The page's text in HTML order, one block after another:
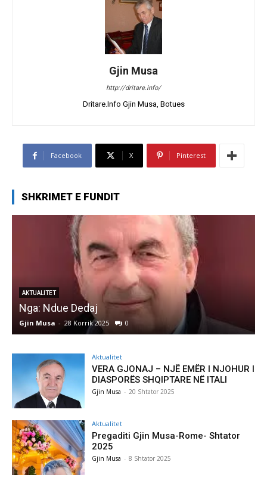
Gjin Musa
http://dritare.info/
Dritare.Info Gjin Musa, Botues
Facebook X Pinterest
SHKRIMET E FUNDIT
AKTUALITET
Nga: Ndue Dedaj
Gjin Musa - 28 Korrik 2025 0
Aktualitet
VERA GJONAJ – NJË EMËR I NJOHUR I
DIASPORËS SHQIPTARE NË ITALI
Gjin Musa - 20 Shtator 2025
Aktualitet
Pregaditi Gjin Musa-Rome- Shtator
2025
Gjin Musa - 8 Shtator 2025